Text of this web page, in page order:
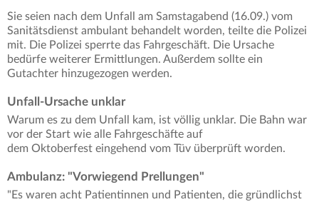
Sie seien nach dem Unfall am Samstagabend (16.09.) vom
Sanitätsdienst ambulant behandelt worden, teilte die Polizei
mit. Die Polizei sperrte das Fahrgeschäft. Die Ursache
bedürfe weiterer Ermittlungen. Außerdem sollte ein
Gutachter hinzugezogen werden.
Unfall-Ursache unklar
Warum es zu dem Unfall kam, ist völlig unklar. Die Bahn war
vor der Start wie alle Fahrgeschäfte auf
dem Oktoberfest eingehend vom Tüv überprüft worden.
Ambulanz: "Vorwiegend Prellungen"
"Es waren acht Patientinnen und Patienten, die gründlichst